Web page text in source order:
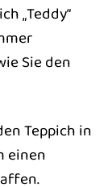
„Teddy“
Sie den
Teppich in
einen